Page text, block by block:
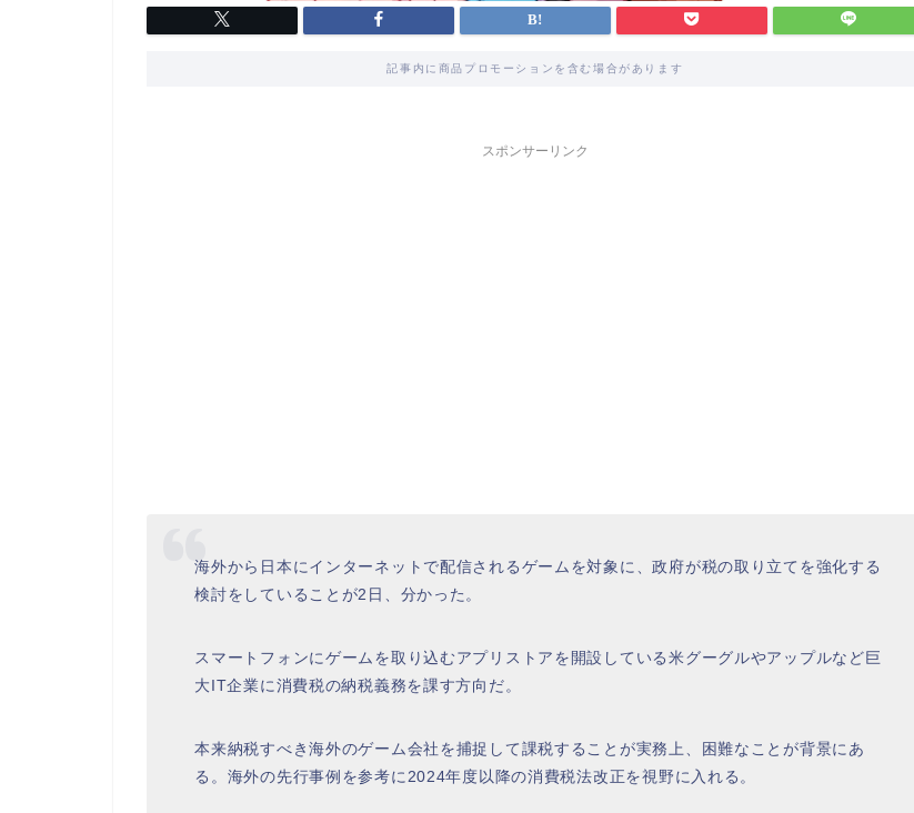
記事内に商品プロモーションを含む場合があります
スポンサーリンク
海外から日本にインターネットで配信されるゲームを対象に、政府が税の取り立てを強化する
検討をしていることが2日、分かった。
スマートフォンにゲームを取り込むアプリストアを開設している米グーグルやアップルなど巨
大IT企業に消費税の納税義務を課す方向だ。
本来納税すべき海外のゲーム会社を捕捉して課税することが実務上、困難なことが背景にあ
る。海外の先行事例を参考に2024年度以降の消費税法改正を視野に入れる。